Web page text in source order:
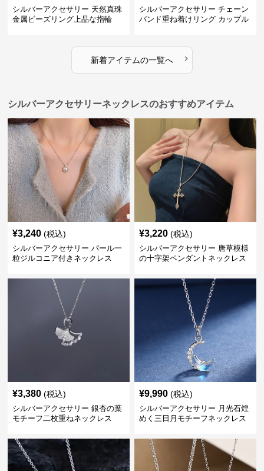
シルバーアクセサリー 天然真珠
金属ビーズリング上品な指輪
シルバーアクセサリー チェーン
バンド重ね着けリング カップル
新着アイテムの一覧へ ›
シルバーアクセサリーネックレスのおすすめアイテム
¥3,240 (税込)
シルバーアクセサリー パール一
粒ジルコニア付きネックレス
¥3,220 (税込)
シルバーアクセサリー 唐草模様
の十字架ペンダントネックレス
¥3,380 (税込)
シルバーアクセサリー 銀杏の葉
モチーフ二枚重ねネックレス
¥9,990 (税込)
シルバーアクセサリー 月光石煌
めく三日月モチーフネックレス